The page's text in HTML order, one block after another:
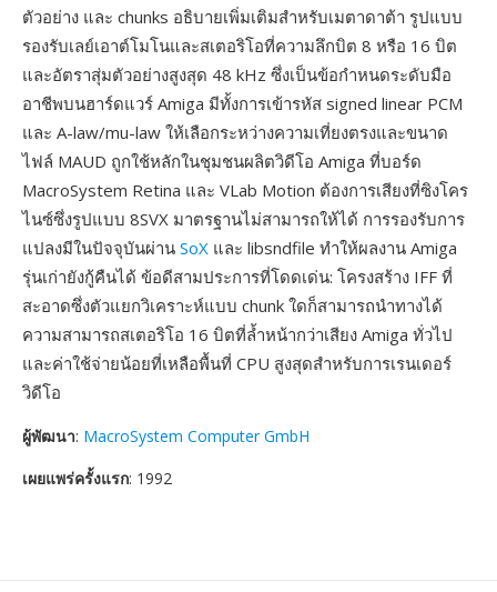
ตัวอย่าง และ chunks อธิบายเพิ่มเติมสำหรับเมตาดาต้า รูปแบบ
รองรับเลย์เอาต์โมโนและสเตอริโอที่ความลึกบิต 8 หรือ 16 บิต
และอัตราสุ่มตัวอย่างสูงสุด 48 kHz ซึ่งเป็นข้อกำหนดระดับมือ
อาชีพบนฮาร์ดแวร์ Amiga มีทั้งการเข้ารหัส signed linear PCM
และ A-law/mu-law ให้เลือกระหว่างความเที่ยงตรงและขนาด
ไฟล์ MAUD ถูกใช้หลักในชุมชนผลิตวิดีโอ Amiga ที่บอร์ด
MacroSystem Retina และ VLab Motion ต้องการเสียงที่ซิงโคร
ไนซ์ซึ่งรูปแบบ 8SVX มาตรฐานไม่สามารถให้ได้ การรองรับการ
แปลงมีในปัจจุบันผ่าน SoX และ libsndfile ทำให้ผลงาน Amiga
รุ่นเก่ายังกู้คืนได้ ข้อดีสามประการที่โดดเด่น: โครงสร้าง IFF ที่
สะอาดซึ่งตัวแยกวิเคราะห์แบบ chunk ใดก็สามารถนำทางได้
ความสามารถสเตอริโอ 16 บิตที่ล้ำหน้ากว่าเสียง Amiga ทั่วไป
และค่าใช้จ่ายน้อยที่เหลือพื้นที่ CPU สูงสุดสำหรับการเรนเดอร์
วิดีโอ
ผู้พัฒนา: MacroSystem Computer GmbH
เผยแพร่ครั้งแรก: 1992